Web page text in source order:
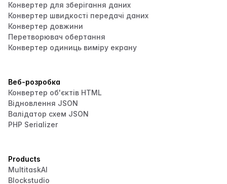
Конвертер для зберігання даних
Конвертер швидкості передачі даних
Конвертер довжини
Перетворювач обертання
Конвертер одиниць виміру екрану
Веб-розробка
Конвертер об'єктів HTML
Відновлення JSON
Валідатор схем JSON
PHP Serializer
Products
MultitaskAI
Blockstudio